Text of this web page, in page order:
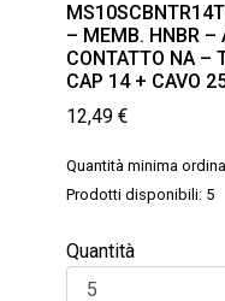
– MEMB. HNBR –
CONTATTO NA –
CAP 14 + CAVO
12,49 €
Quantità minima
Prodotti disponibili: 5
Quantità